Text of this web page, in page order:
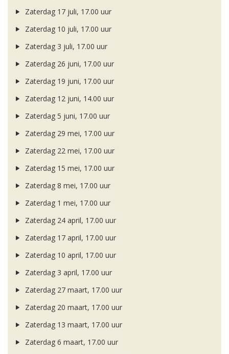
Zaterdag 17 juli, 17.00 uur
Zaterdag 10 juli, 17.00 uur
Zaterdag 3 juli, 17.00 uur
Zaterdag 26 juni, 17.00 uur
Zaterdag 19 juni, 17.00 uur
Zaterdag 12 juni, 14.00 uur
Zaterdag 5 juni, 17.00 uur
Zaterdag 29 mei, 17.00 uur
Zaterdag 22 mei, 17.00 uur
Zaterdag 15 mei, 17.00 uur
Zaterdag 8 mei, 17.00 uur
Zaterdag 1 mei, 17.00 uur
Zaterdag 24 april, 17.00 uur
Zaterdag 17 april, 17.00 uur
Zaterdag 10 april, 17.00 uur
Zaterdag 3 april, 17.00 uur
Zaterdag 27 maart, 17.00 uur
Zaterdag 20 maart, 17.00 uur
Zaterdag 13 maart, 17.00 uur
Zaterdag 6 maart, 17.00 uur